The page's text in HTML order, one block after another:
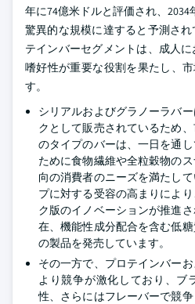
年に74億米ドルと評価され、2034
驚異的な規模に達すると予測さ
テインバーセグメントは、成人
嗜好性が重要な役割を果たし、
す。
シリアルおよびグラノーラバ
クとして販売されているため
のタイプのバーは、一日を通
ために食物繊維や全粒穀物の
向の消費者のニーズを満たし
プに対する受容の高まりによ
ク版のイノベーションが推進
在、機能性成分配合を含む低
の製品を発売しています。
その一方で、プロテインバー
より競争が激化しており、ブ
性、さらにはフレーバーで競